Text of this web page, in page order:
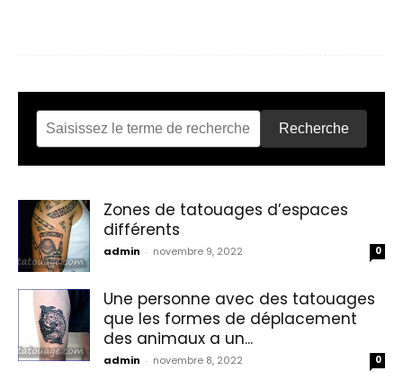
Recherche
Zones de tatouages d’espaces
différents
admin - novembre 9, 2022 0
Une personne avec des tatouages
que les formes de déplacement
des animaux a un...
admin - novembre 8, 2022 0